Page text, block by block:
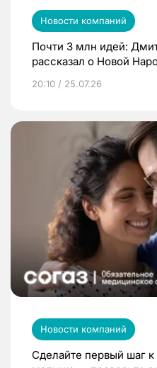
Новости компаний
Почти 3 млн идей:
рассказал о Новой
20:10 / 25.07.26
Новости компаний
Сделайте первый шаг